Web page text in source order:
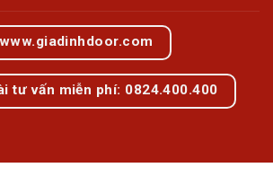
www.giadinhdoor.com
tư vấn miễn phí: 0824.400.400